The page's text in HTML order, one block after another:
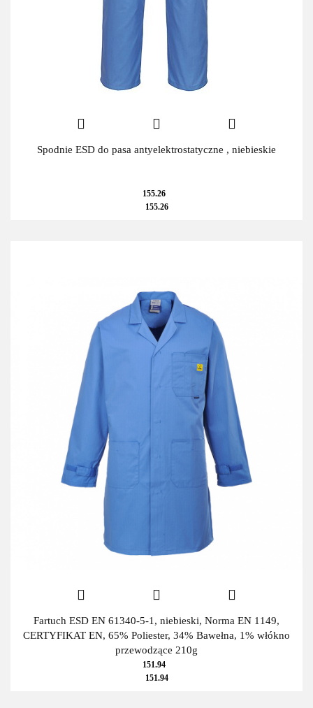
Spodnie ESD do pasa antyelektrostatyczne , niebieskie
155.26
155.26
Fartuch ESD EN 61340-5-1, niebieski, Norma EN 1149,
CERTYFIKAT EN, 65% Poliester, 34% Bawełna, 1% włókno
przewodzące 210g
151.94
151.94